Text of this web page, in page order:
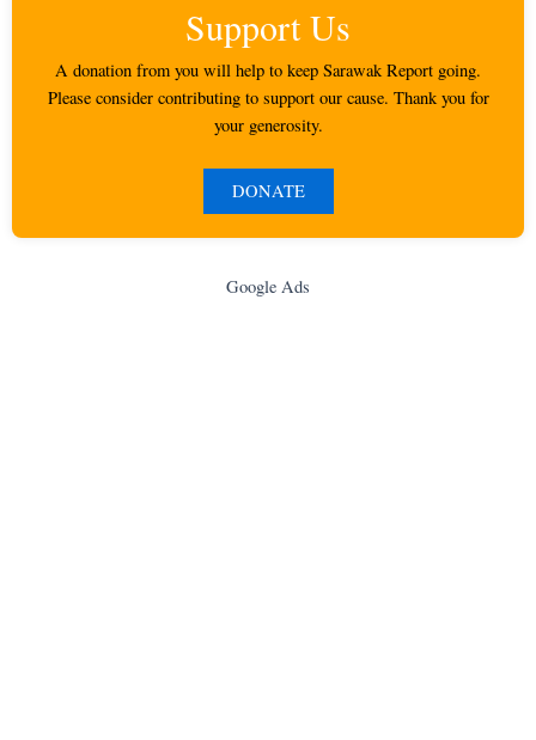
Support Us
A donation from you will help to keep Sarawak Report going.
Please consider contributing to support our cause. Thank you for
your generosity.
DONATE
Google Ads